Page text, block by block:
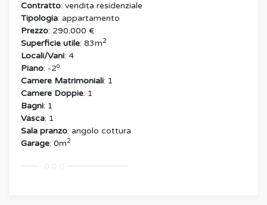
Contratto: vendita residenziale
Tipologia: appartamento
Prezzo: 290.000 €
Superficie utile: 83m2
Locali/Vani: 4
Piano: -2o
Camere Matrimoniali: 1
Camere Doppie: 1
Bagni: 1
Vasca: 1
Sala pranzo: angolo cottura
Garage: 0m2